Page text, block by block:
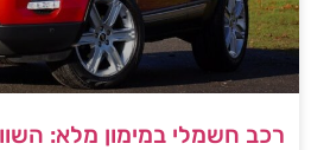
רכב חשמלי במימון מלא: